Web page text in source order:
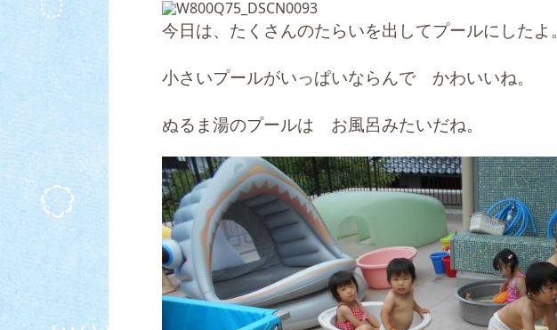
今日は、たくさんのたらいを出してプールにしたよ。
小さいプールがいっぱいならんで かわいいね。
ぬるま湯のプールは お風呂みたいだね。